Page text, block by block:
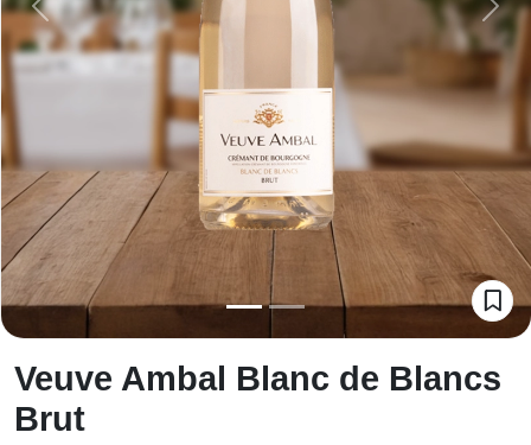
Previous
Veuve Ambal Blanc de Blancs
Brut